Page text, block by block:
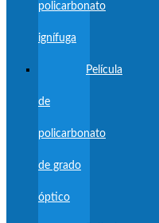
policarbonato
ignífuga
Película
de
policarbonato
de grado
óptico